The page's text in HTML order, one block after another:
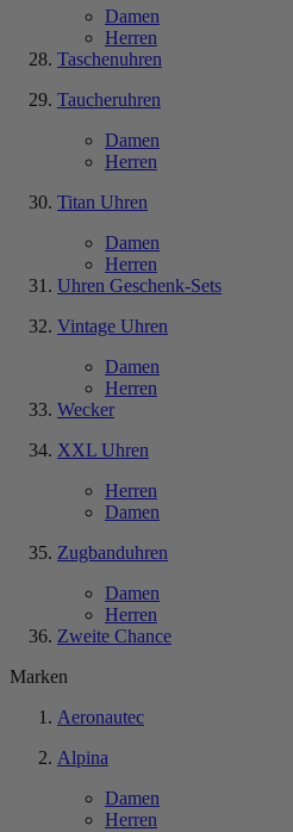
Damen
Herren
Taschenuhren
Taucheruhren
Damen
Herren
Titan Uhren
Damen
Herren
Uhren Geschenk-Sets
Vintage Uhren
Damen
Herren
Wecker
XXL Uhren
Herren
Damen
Zugbanduhren
Damen
Herren
Zweite Chance
Marken
Aeronautec
Alpina
Damen
Herren